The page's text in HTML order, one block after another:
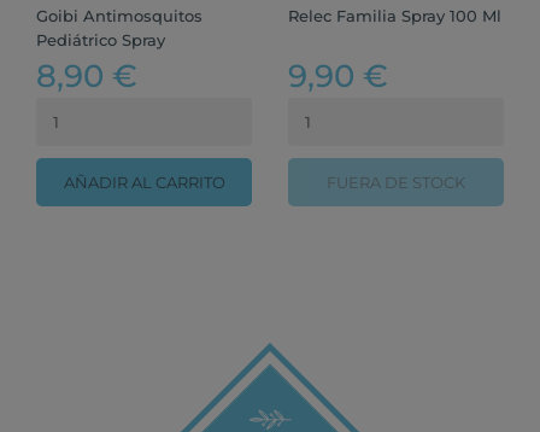
Goibi Antimosquitos
Pediátrico Spray
8,90 €
AÑADIR AL CARRITO
Relec Familia Spray 100 Ml
9,90 €
FUERA DE STOCK